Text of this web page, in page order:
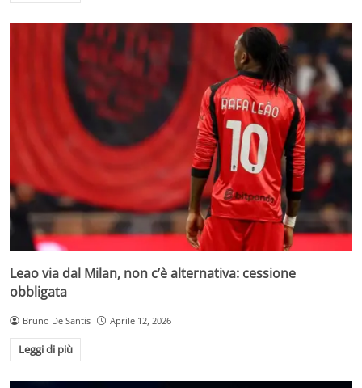
Leao via dal Milan, non c’è alternativa: cessione
obbligata
Bruno De Santis Aprile 12, 2026
Leggi di più